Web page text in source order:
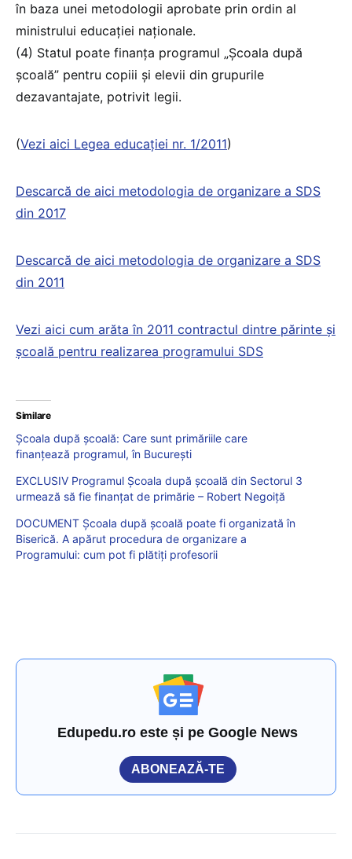
în baza unei metodologii aprobate prin ordin al
ministrului educației naționale.
(4) Statul poate finanța programul „Școala după
școală” pentru copiii și elevii din grupurile
dezavantajate, potrivit legii.
(Vezi aici Legea educației nr. 1/2011)
Descarcă de aici metodologia de organizare a SDS
din 2017
Descarcă de aici metodologia de organizare a SDS
din 2011
Vezi aici cum arăta în 2011 contractul dintre părinte și
școală pentru realizarea programului SDS
Similare
Școala după școală: Care sunt primăriile care
finanțează programul, în București
EXCLUSIV Programul Școala după școală din Sectorul 3
urmează să fie finanțat de primărie – Robert Negoiță
DOCUMENT Școala după școală poate fi organizată în
Biserică. A apărut procedura de organizare a
Programului: cum pot fi plătiți profesorii
Edupedu.ro este și pe Google News
ABONEAZĂ-TE